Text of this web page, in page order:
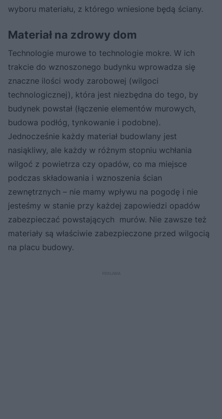
wyboru materiału, z którego wniesione będą ściany.
Materiał na zdrowy dom
Technologie murowe to technologie mokre. W ich
trakcie do wznoszonego budynku wprowadza się
znaczne ilości wody zarobowej (wilgoci
technologicznej), która jest niezbędna do tego, by
budynek powstał (łączenie elementów murowych,
budowa podłóg, tynkowanie i podobne).
Jednocześnie każdy materiał budowlany jest
nasiąkliwy, ale każdy w różnym stopniu wchłania
wilgoć z powietrza czy opadów, co ma miejsce
podczas składowania i wznoszenia ścian
zewnętrznych – nie mamy wpływu na pogodę i nie
jesteśmy w stanie przy każdej zapowiedzi opadów
zabezpieczać powstających murów. Nie zawsze też
materiały są właściwie zabezpieczone przed wilgocią
na placu budowy.